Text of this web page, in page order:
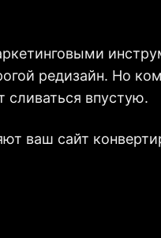
редизайн. Но
впустую.
ваш сайт